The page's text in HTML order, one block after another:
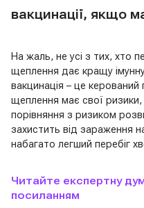
вакцинації, якщо
На жаль, не усі з тих, хто
щеплення дає кращу
вакцинація – це
щеплення має свої ризики,
порівняння з ризиком
захистить від зараження
набагато легший перебіг
Читайте експертну
посиланням